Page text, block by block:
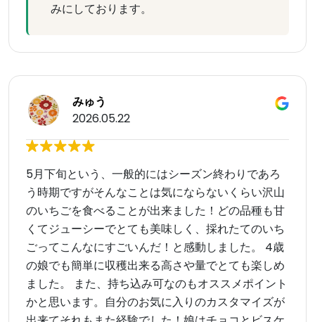
みにしております。
みゅう
2026.05.22
5月下旬という、一般的にはシーズン終わりであろ
う時期ですがそんなことは気にならないくらい沢山
のいちごを食べることが出来ました！どの品種も甘
くてジューシーでとても美味しく、採れたてのいち
ごってこんなにすごいんだ！と感動しました。 4歳
の娘でも簡単に収穫出来る高さや量でとても楽しめ
ました。 また、持ち込み可なのもオススメポイント
かと思います。自分のお気に入りのカスタマイズが